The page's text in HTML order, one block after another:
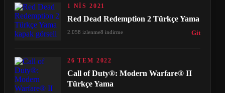
1 NIS 2021
Red Dead Redemption 2 Türkçe Yama
2.058 izlenme8 indirme Git
26 TEM 2022
Call of Duty®: Modern Warfare® II
Türkçe Yama